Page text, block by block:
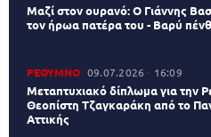
Μαζί στον ουρανό: Ο Γιάννης
τον ήρωα πατέρα του - Βαρύ
ΡΕΘΥΜΝΟ 09.07.2026 16:09
Μεταπτυχιακό δίπλωμα για την
Θεοπίστη Τζαγκαράκη από το
Αττικής